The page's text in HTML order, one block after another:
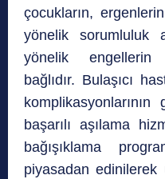
çocukların,
yönelik sorumluluk
yönelik engellerin
bağlıdır. Bulaşıcı
başarılı aşılama
bağışıklama
piyasadan edinilerek